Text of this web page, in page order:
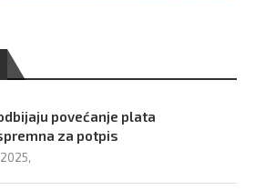
povećanje plata
za potpis